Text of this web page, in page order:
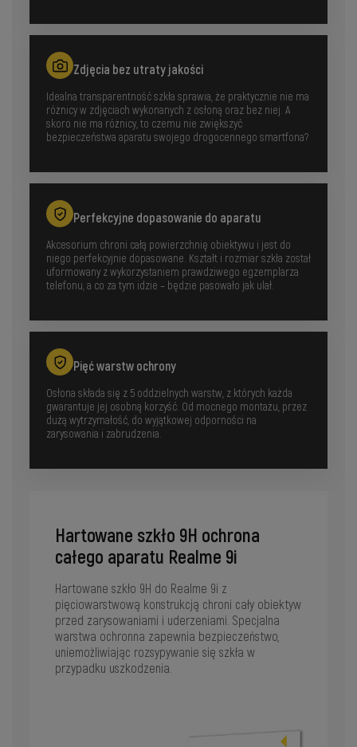
Zdjęcia bez utraty jakości
Idealna transparentność szkła sprawia, że praktycznie nie ma
różnicy w zdjęciach wykonanych z osłoną oraz bez niej. A
skoro nie ma różnicy, to czemu nie zwiększyć
bezpieczeństwa aparatu swojego drogocennego smartfona?
Perfekcyjne dopasowanie do aparatu
Akcesorium chroni całą powierzchnię obiektywu i jest do
niego perfekcyjnie dopasowane. Kształt i rozmiar szkła został
uformowany z wykorzystaniem prawdziwego egzemplarza
telefonu, a co za tym idzie – będzie pasowało jak ulał.
Pięć warstw ochrony
Osłona składa się z 5 oddzielnych warstw, z których każda
gwarantuje jej osobną korzyść. Od mocnego montażu, przez
dużą wytrzymałość, do wyjątkowej odporności na
zarysowania i zabrudzenia.
Hartowane szkło 9H ochrona
całego aparatu Realme 9i
Hartowane szkło 9H do Realme 9i z
pięciowarstwową konstrukcją chroni cały obiektyw
przed zarysowaniami i uderzeniami. Specjalna
warstwa ochronna zapewnia bezpieczeństwo,
uniemożliwiając rozsypywanie się szkła w
przypadku uszkodzenia.